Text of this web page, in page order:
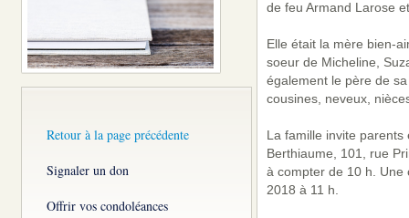
Retour à la page précédente
Signaler un don
Offrir vos condoléances
de feu Armand Larose
Elle était la mère bien-
soeur de Micheline,
également le père de
cousines, neveux,
La famille invite
Berthiaume, 101, rue
à compter de 10 h. Une
2018 à 11 h.